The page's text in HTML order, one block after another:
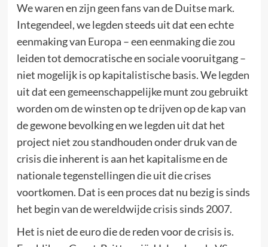
We waren en zijn geen fans van de Duitse mark.
Integendeel, we legden steeds uit dat een echte
eenmaking van Europa – een eenmaking die zou
leiden tot democratische en sociale vooruitgang –
niet mogelijk is op kapitalistische basis. We legden
uit dat een gemeenschappelijke munt zou gebruikt
worden om de winsten op te drijven op de kap van
de gewone bevolking en we legden uit dat het
project niet zou standhouden onder druk van de
crisis die inherent is aan het kapitalisme en de
nationale tegenstellingen die uit die crises
voortkomen. Dat is een proces dat nu bezig is sinds
het begin van de wereldwijde crisis sinds 2007.
Het is niet de euro die de reden voor de crisis is.